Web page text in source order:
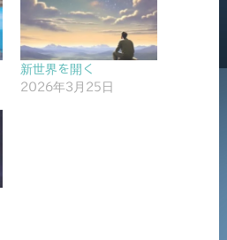
新世界を開く
2026年3月25日